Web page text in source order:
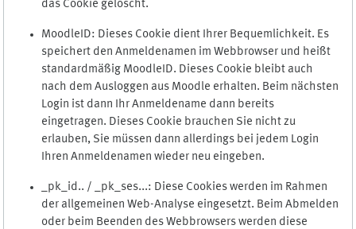
das Cookie gelöscht.
MoodleID: Dieses Cookie dient Ihrer Bequemlichkeit. Es
speichert den Anmeldenamen im Webbrowser und heißt
standardmäßig MoodleID. Dieses Cookie bleibt auch
nach dem Ausloggen aus Moodle erhalten. Beim nächsten
Login ist dann Ihr Anmeldename dann bereits
eingetragen. Dieses Cookie brauchen Sie nicht zu
erlauben, Sie müssen dann allerdings bei jedem Login
Ihren Anmeldenamen wieder neu eingeben.
_pk_id.. / _pk_ses...: Diese Cookies werden im Rahmen
der allgemeinen Web-Analyse eingesetzt. Beim Abmelden
oder beim Beenden des Webbrowsers werden diese